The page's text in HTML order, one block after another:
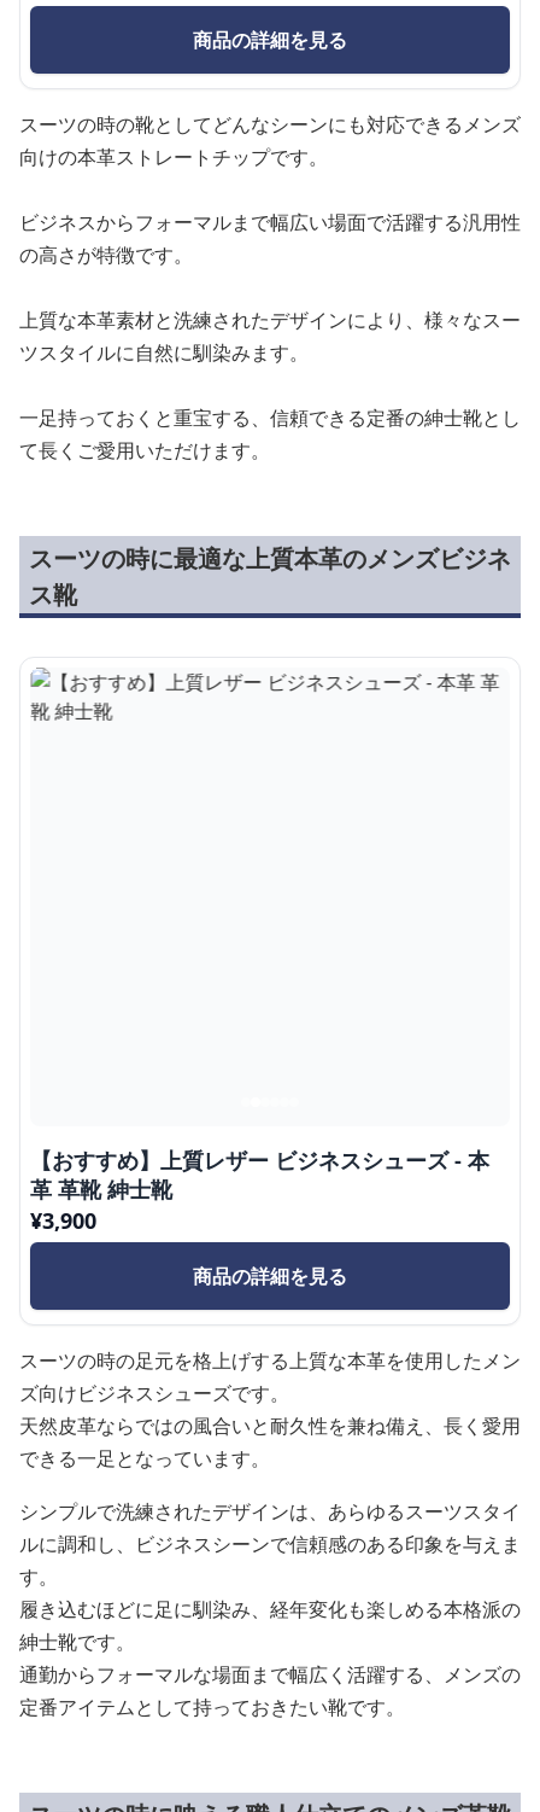
商品の詳細を見る
スーツの時の靴としてどんなシーンにも対応できるメンズ
向けの本革ストレートチップです。
ビジネスからフォーマルまで幅広い場面で活躍する汎用性
の高さが特徴です。
上質な本革素材と洗練されたデザインにより、様々なスー
ツスタイルに自然に馴染みます。
一足持っておくと重宝する、信頼できる定番の紳士靴とし
て長くご愛用いただけます。
スーツの時に最適な上質本革のメンズビジネ
ス靴
【おすすめ】上質レザー ビジネスシューズ - 本
革 革靴 紳士靴
¥3,900
商品の詳細を見る
スーツの時の足元を格上げする上質な本革を使用したメン
ズ向けビジネスシューズです。
天然皮革ならではの風合いと耐久性を兼ね備え、長く愛用
できる一足となっています。
シンプルで洗練されたデザインは、あらゆるスーツスタイ
ルに調和し、ビジネスシーンで信頼感のある印象を与えま
す。
履き込むほどに足に馴染み、経年変化も楽しめる本格派の
紳士靴です。
通勤からフォーマルな場面まで幅広く活躍する、メンズの
定番アイテムとして持っておきたい靴です。